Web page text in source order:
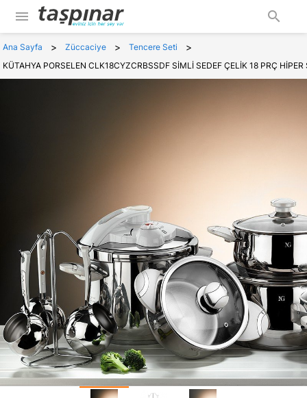
menu search
Ana Sayfa > Züccaciye > Tencere Seti >
KÜTAHYA PORSELEN CLK18CYZCRBSSDF SİMLİ SEDEF ÇELİK 18 PRÇ HİPER